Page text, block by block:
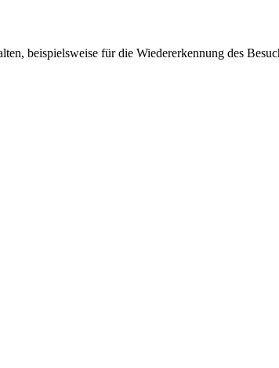
beispielsweise für die Wiedererkennung des